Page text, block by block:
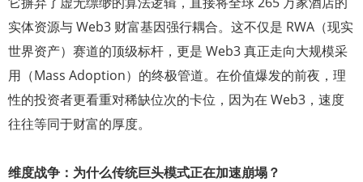
实体资源与 Web3 财富基因强行耦合。这不仅是 RWA（现实
世界资产）赛道的顶级标杆，更是 Web3 真正走向大规模采
用（Mass Adoption）的终极管道。在价值爆发的前夜，理
性的投资者更看重对稀缺位次的卡位，因为在 Web3，速度
往往等同于财富的厚度。
维度战争：为什么传统巨头模式正在加速崩塌？